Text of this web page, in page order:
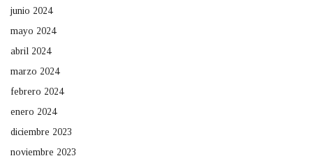
junio 2024
mayo 2024
abril 2024
marzo 2024
febrero 2024
enero 2024
diciembre 2023
noviembre 2023